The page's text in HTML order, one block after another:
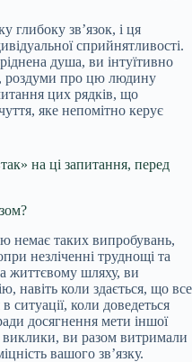
глибоку зв’язок, і ця
сприйнятливості.
душа, ви інтуїтивно
роздуми про цю людину
цих рядків, що
яке непомітно керує
на ці запитання, перед
немає таких випробувань,
незліченні труднощі та
життєвому шляху, ви
навіть коли здається, що все
ситуації, коли доведеться
досягнення мети іншої
ви разом витримали
вашого зв’язку.